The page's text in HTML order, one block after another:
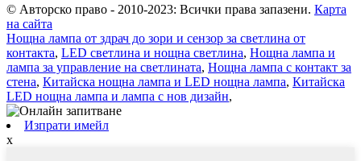
© Авторско право - 2010-2023: Всички права запазени. Карта
на сайта
Нощна лампа от здрач до зори и сензор за светлина от
контакта, LED светлина и нощна светлина, Нощна лампа и
лампа за управление на светлината, Нощна лампа с контакт за
стена, Китайска нощна лампа и LED нощна лампа, Китайска
LED нощна лампа и лампа с нов дизайн,
Изпрати имейл
x